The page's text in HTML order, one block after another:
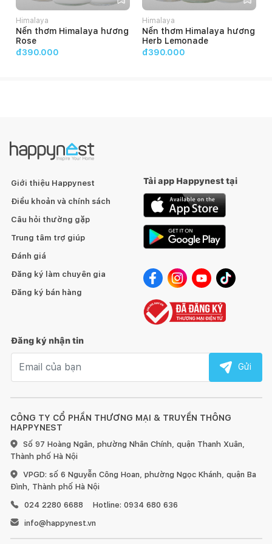
Himalaya
Nến thơm Himalaya hương
Rose
đ390.000
Himalaya
Nến thơm Himalaya hương
Herb Lemonade
đ390.000
CÔNG TY CỔ PHẦN THƯƠNG MẠI & TRUYỀN THÔNG
HAPPYNEST
Số 97 Hoàng Ngân, phường Nhân Chính, quận Thanh Xuân,
Thành phố Hà Nội
VPGD: số 6 Nguyễn Công Hoan, phường Ngọc Khánh, quận Ba
Đình, Thành phố Hà Nội
024 2280 6688
Hotline: 0934 680 636
info@happynest.vn
Giới thiệu Happynest
Điều khoản và chính sách
Câu hỏi thường gặp
Trung tâm trợ giúp
Đánh giá
Đăng ký làm chuyên gia
Đăng ký bán hàng
Tải app Happynest tại
Đăng ký nhận tin
Gửi